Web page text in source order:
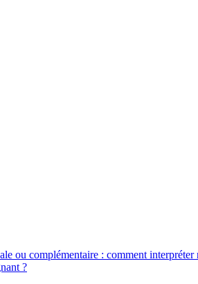
ou complémentaire : comment interpréter
?